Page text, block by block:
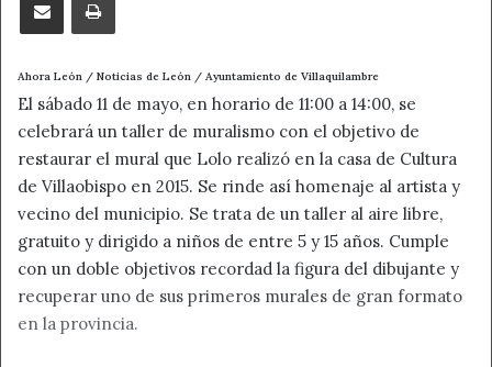
Ahora León / Noticias de León / Ayuntamiento de Villaquilambre
El sábado 11 de mayo, en horario de 11:00 a 14:00, se
celebrará un taller de muralismo con el objetivo de
restaurar el mural que Lolo realizó en la casa de Cultura
de Villaobispo en 2015. Se rinde así homenaje al artista y
vecino del municipio. Se trata de un taller al aire libre,
gratuito y dirigido a niños de entre 5 y 15 años. Cumple
con un doble objetivos recordad la figura del dibujante y
recuperar uno de sus primeros murales de gran formato
en la provincia.